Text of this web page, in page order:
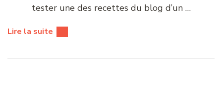
tester une des recettes du blog d’un …
Lire la suite